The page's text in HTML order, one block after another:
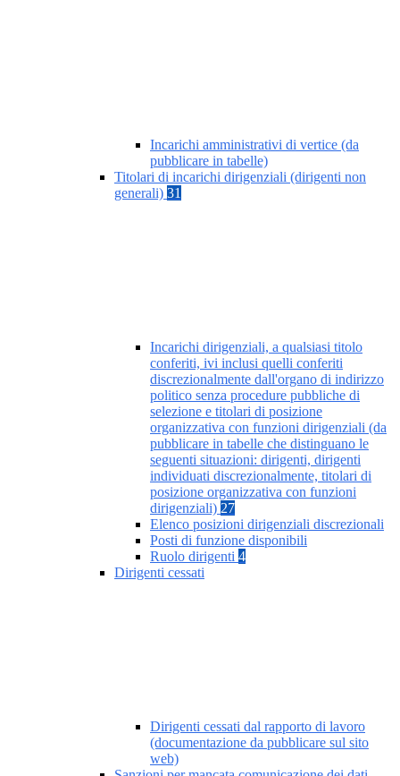
Incarichi amministrativi di vertice (da
pubblicare in tabelle)
Titolari di incarichi dirigenziali (dirigenti non
generali) 31
Incarichi dirigenziali, a qualsiasi titolo
conferiti, ivi inclusi quelli conferiti
discrezionalmente dall'organo di indirizzo
politico senza procedure pubbliche di
selezione e titolari di posizione
organizzativa con funzioni dirigenziali (da
pubblicare in tabelle che distinguano le
seguenti situazioni: dirigenti, dirigenti
individuati discrezionalmente, titolari di
posizione organizzativa con funzioni
dirigenziali) 27
Elenco posizioni dirigenziali discrezionali
Posti di funzione disponibili
Ruolo dirigenti 4
Dirigenti cessati
Dirigenti cessati dal rapporto di lavoro
(documentazione da pubblicare sul sito
web)